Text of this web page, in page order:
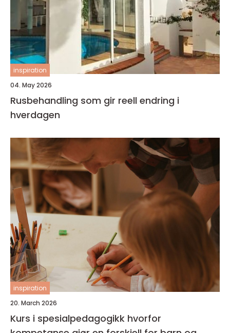
inspiration
04. May 2026
Rusbehandling som gir reell endring i
hverdagen
inspiration
20. March 2026
Kurs i spesialpedagogikk hvorfor